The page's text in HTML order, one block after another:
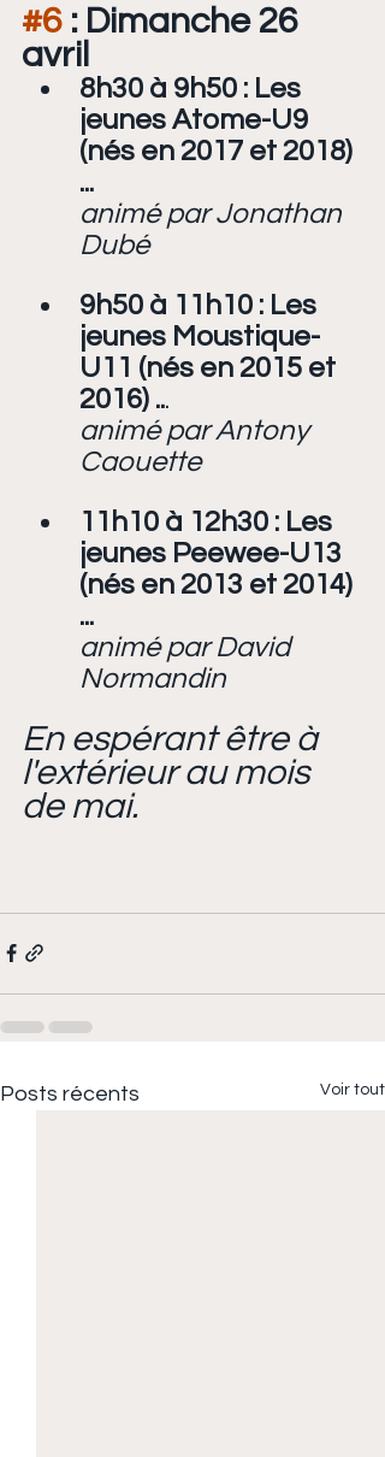
#6 : Dimanche 26
avril
8h30 à 9h50 : Les
jeunes Atome-U9
(nés en 2017 et 2018)
...
animé par Jonathan
Dubé
9h50 à 11h10 : Les
jeunes Moustique-
U11 (nés en 2015 et
2016) ...
animé par Antony
Caouette
11h10 à 12h30 : Les
jeunes Peewee-U13
(nés en 2013 et 2014)
...
animé par David
Normandin
En espérant être à
l'extérieur au mois
de mai.
Posts récents Voir tout